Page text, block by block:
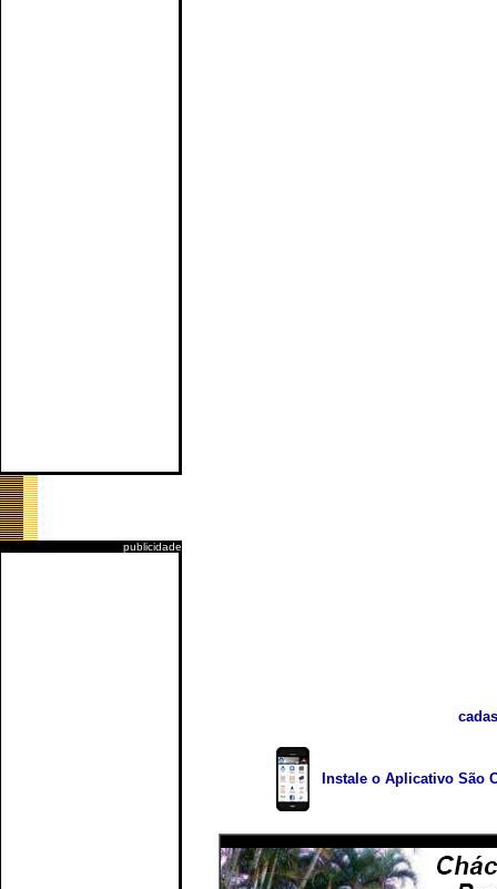
publicidade
Instale o Aplicativo São